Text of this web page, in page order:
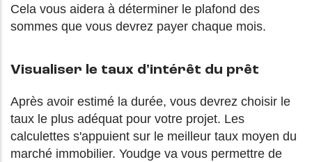
Cela vous aidera à déterminer le plafond des
sommes que vous devrez payer chaque mois.
Visualiser le taux d'intérêt du prêt
Après avoir estimé la durée, vous devrez choisir le
taux le plus adéquat pour votre projet. Les
calculettes s'appuient sur le meilleur taux moyen du
marché immobilier. Youdge va vous permettre de